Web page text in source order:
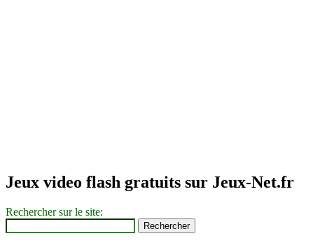
Jeux video flash gratuits sur Jeux-Net.fr
Rechercher sur le site: